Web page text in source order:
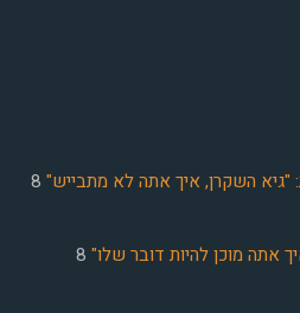
"גיא השקרן, איך אתה לא מתבייש" 8
אתה מוכן להיות דובר שלו" 8